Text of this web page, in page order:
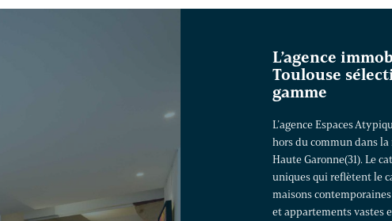
L’agence
Toulouse
gamme
L’agence Espaces
hors du commun dans
Haute Garonne(31). Le
uniques qui reflètent le
maisons contemporaines
et appartements vastes